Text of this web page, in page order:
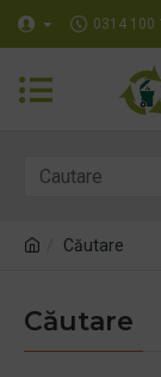
0314 100
Căutare
Căutare